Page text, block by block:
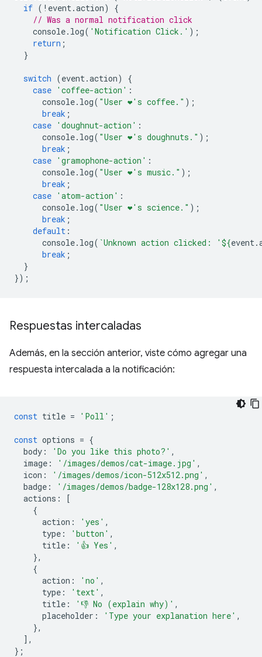
if ( ! event.action)
{
// Was a normal notification click
console. log( 'Notification Click.' );
return ;
}
switch (event.action)
{
case 'coffee-action' :
console. log( "User ❤️️'s coffee." );
break ;
case 'doughnut-action' :
console. log( "User ❤️️'s doughnuts." );
break ;
case 'gramophone-action' :
console. log( "User ❤️️'s music." );
break ;
case 'atom-action' :
console. log( "User ❤️️'s science." );
break ;
default :
console. log( `Unknown action clicked: ' ${event.
break ;
}
});
Respuestas intercaladas
Además, en la sección anterior, viste cómo agregar una
respuesta intercalada a la notificación:
const title = 'Poll' ;
const options = {
body : 'Do you like this photo?' ,
image : '/images/demos/cat-image.jpg' ,
icon : '/images/demos/icon-512x512.png' ,
badge : '/images/demos/badge-128x128.png' ,
actions :
[
{
action : 'yes' ,
type : 'button' ,
title : '👍 Yes' ,
},
{
action : 'no' ,
type : 'text' ,
title : '👎 No (explain why)' ,
placeholder : 'Type your explanation here' ,
},
],
};